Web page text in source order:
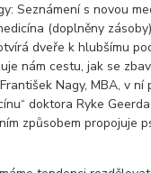
Seznámení s novou
(doplněny
dveře k hlubšímu
nám cestu, jak se
Nagy, MBA, v ní
doktora Ryke
způsobem propojuje